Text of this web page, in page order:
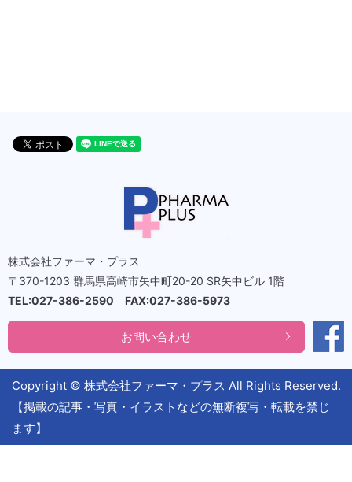
株式会社ファーマ・プラス
〒370-1203 群馬県高崎市矢中町20-20 SR矢中ビル 1階
TEL:027-386-2590 FAX:027-386-5973
お問い合わせ
Copyright © 株式会社ファーマ・プラス All Rights Reserved.
【掲載の記事・写真・イラストなどの無断複写・転載を禁じ
ます】